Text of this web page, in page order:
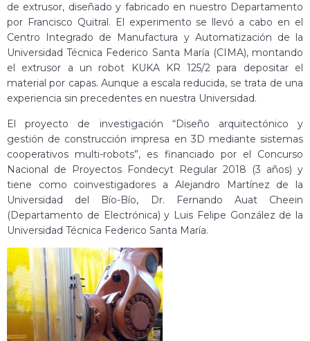
de extrusor, diseñado y fabricado en nuestro Departamento
por Francisco Quitral. El experimento se llevó a cabo en el
Centro Integrado de Manufactura y Automatización de la
Universidad Técnica Federico Santa María (CIMA), montando
el extrusor a un robot KUKA KR 125/2 para depositar el
material por capas. Aunque a escala reducida, se trata de una
experiencia sin precedentes en nuestra Universidad.
El proyecto de investigación “Diseño arquitectónico y
gestión de construcción impresa en 3D mediante sistemas
cooperativos multi-robots”, es financiado por el Concurso
Nacional de Proyectos Fondecyt Regular 2018 (3 años) y
tiene como coinvestigadores a Alejandro Martínez de la
Universidad del Bío-Bío, Dr. Fernando Auat Cheein
(Departamento de Electrónica) y Luis Felipe González de la
Universidad Técnica Federico Santa María.